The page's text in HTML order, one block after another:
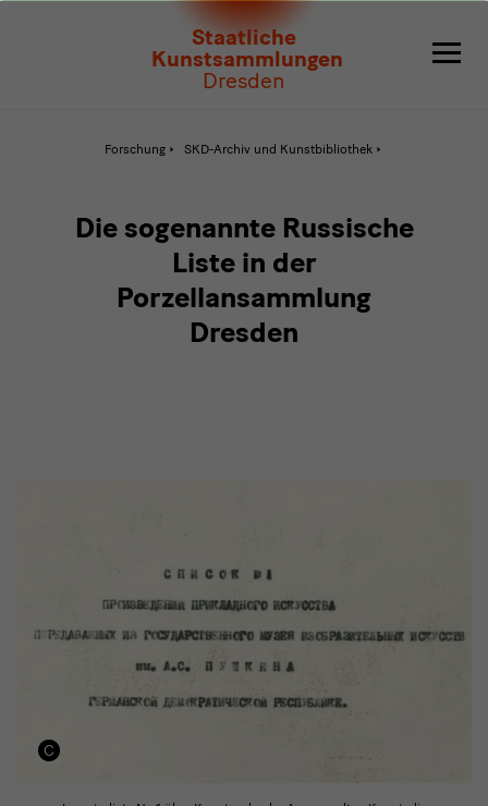
Staatliche
Kunstsammlungen
Dresden
sogenannte
Porzellansammlung
Dresden
Forschung SKD-Archiv und Kunstbibliothek
Liste
in
Die sogenannte Russische
Liste in der
Porzellansammlung
Dresden